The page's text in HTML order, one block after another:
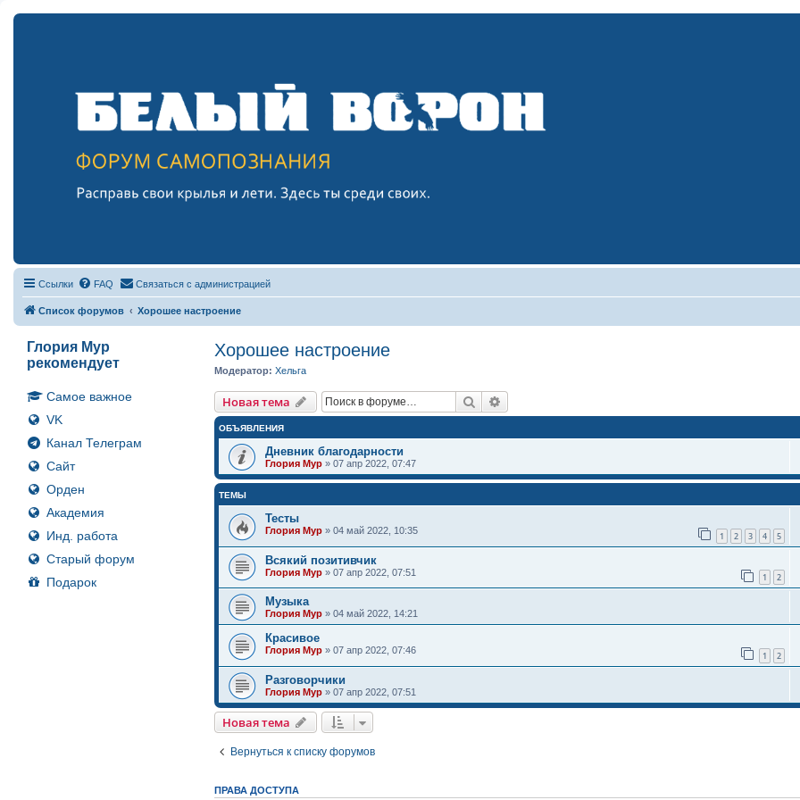
Ссылки FAQ Связаться с администрацией
Список форумов Хорошее настроение
Глория Мур
рекомендует
Самое важное
VK
Канал Телеграм
Сайт
Орден
Академия
Инд. работа
Старый форум
Подарок
Хорошее настроение
Модератор: Хельга
Новая тема Поиск
ОБЪЯВЛЕНИЯ
Дневник благодарности
Глория Мур »07 апр 2022, 07:47
ТЕМЫ
Тесты
Глория Мур »04 май 2022, 10:35 1 2 3 4 5
Всякий позитивчик
Глория Мур »07 апр 2022, 07:51 1 2
Музыка
Глория Мур »04 май 2022, 14:21
Красивое
Глория Мур »07 апр 2022, 07:46 1 2
Разговорчики
Глория Мур »07 апр 2022, 07:51
Новая тема
Вернуться к списку форумов
ПРАВА ДОСТУПА